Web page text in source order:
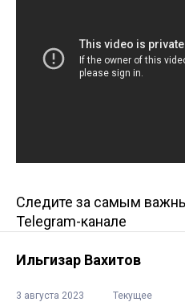
Следите за самым
Telegram-канале
Ильгизар Вахитов
3 августа 2023 Текущее